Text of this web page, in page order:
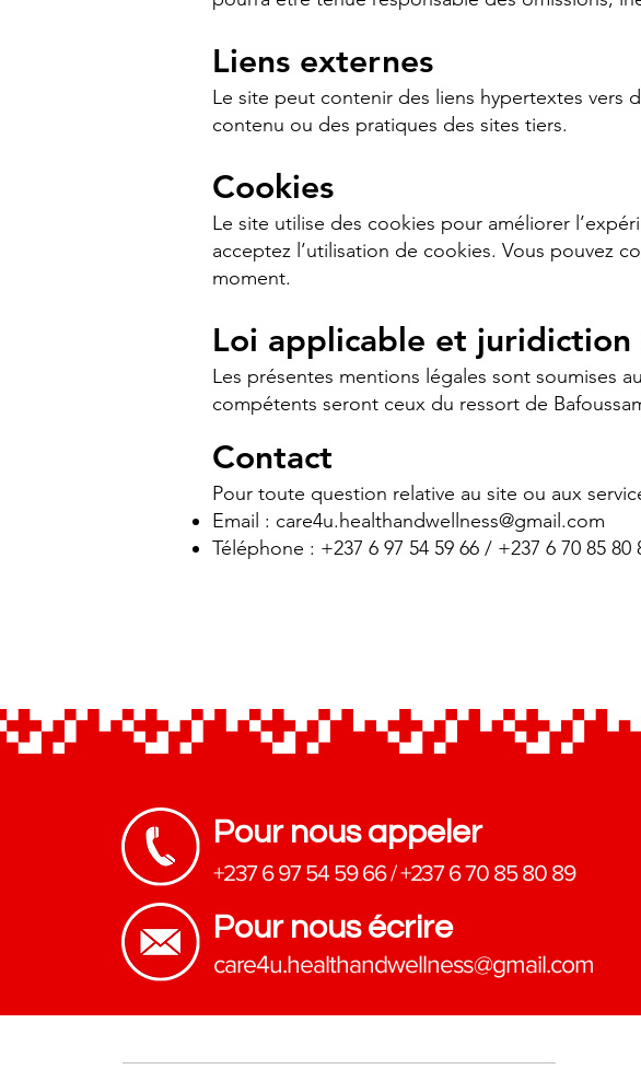
Liens externes
Le site peut contenir des liens hypertextes vers
contenu ou des pratiques des sites tiers.
Cookies
Le site utilise des cookies pour améliorer
acceptez l’utilisation de cookies. Vous pouvez
moment.
Loi applicable et
Les présentes mentions légales sont soumises
compétents seront ceux du ressort de
Contact
Pour toute question relative au site ou aux
Email : care4u.healthandwellness@gmail.com
Téléphone : +237 6 97 54 59 66 / +237 6 70 85 80
Pour nous appeler
+237 6 97 54 59 66/+237 6 70 85 80 89
Pour nous écrire
​care4u.healthandwellness@gmail.com